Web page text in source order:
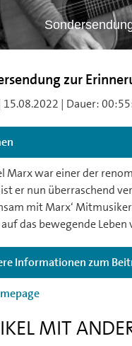
zur
| Dauer:
Marx war einer der
er nun überraschend
mit Marx‘
das bewegende
Informationen zum
MIT